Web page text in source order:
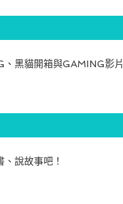
、黑貓開箱與GAMING影片
、說故事吧！